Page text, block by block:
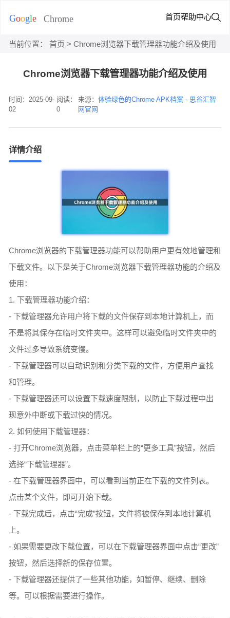
首页帮助中心
当前位置： 首页 > Chrome浏览器下载管理器功能介绍及使用
Chrome浏览器下载管理器功能介绍及使用
时间：2025-09-
02
阅读：
0
来源：体验绿色的Chrome APK档案 - 思谷汇智
网官网
详情介绍
Chrome浏览器的下载管理器功能可以帮助用户更有效地管理和
下载文件。以下是关于Chrome浏览器下载管理器功能的介绍及
使用：
1. 下载管理器功能介绍：
- 下载管理器允许用户将下载的文件保存到本地计算机上，而
不是将其保存在临时文件夹中。这样可以避免临时文件夹中的
文件过多导致系统变慢。
- 下载管理器可以自动识别和分类下载的文件，方便用户查找
和管理。
- 下载管理器还可以设置下载速度限制，以防止下载过程中出
现意外中断或下载过快的情况。
2. 如何使用下载管理器：
- 打开Chrome浏览器，点击菜单栏上的“更多工具”按钮，然后
选择“下载管理器”。
- 在下载管理器界面中，可以看到当前正在下载的文件列表。
点击某个文件，即可开始下载。
- 下载完成后，点击“完成”按钮，文件将被保存到本地计算机
上。
- 如果需要更改下载位置，可以在下载管理器界面中点击“更改”
按钮，然后选择新的保存位置。
- 下载管理器还提供了一些其他功能，如暂停、继续、删除
等。可以根据需要进行操作。